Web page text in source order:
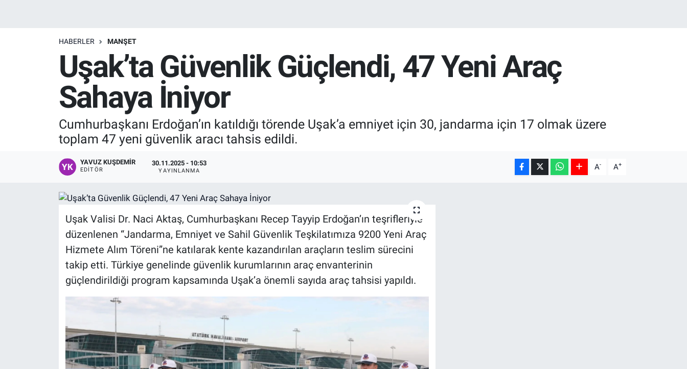
HABERLER MANŞET
Uşak’ta Güvenlik Güçlendi, 47 Yeni Araç
Sahaya İniyor
Cumhurbaşkanı Erdoğan’ın katıldığı törende Uşak’a emniyet için 30, jandarma için 17 olmak üzere
toplam 47 yeni güvenlik aracı tahsis edildi.
YAVUZ KUŞDEMIR
EDITÖR
30.11.2025 - 10:53
YAYINLANMA A- A+
Uşak Valisi Dr. Naci Aktaş, Cumhurbaşkanı Recep Tayyip Erdoğan’ın teşrifleriyle
düzenlenen “Jandarma, Emniyet ve Sahil Güvenlik Teşkilatımıza 9200 Yeni Araç
Hizmete Alım Töreni”ne katılarak kente kazandırılan araçların teslim sürecini
takip etti. Türkiye genelinde güvenlik kurumlarının araç envanterinin
güçlendirildiği program kapsamında Uşak’a önemli sayıda araç tahsisi yapıldı.
Resmi İlanlar
Son Dakika
Uşak Haberleri